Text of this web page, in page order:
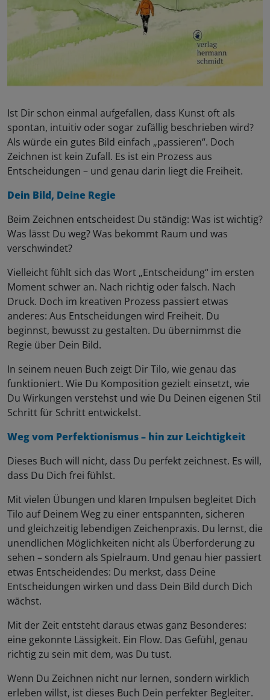
Ist Dir schon einmal aufgefallen, dass Kunst oft als
spontan, intuitiv oder sogar zufällig beschrieben wird?
Als würde ein gutes Bild einfach „passieren“. Doch
Zeichnen ist kein Zufall. Es ist ein Prozess aus
Entscheidungen – und genau darin liegt die Freiheit.
Dein Bild, Deine Regie
Beim Zeichnen entscheidest Du ständig: Was ist wichtig?
Was lässt Du weg? Was bekommt Raum und was
verschwindet?
Vielleicht fühlt sich das Wort „Entscheidung“ im ersten
Moment schwer an. Nach richtig oder falsch. Nach
Druck. Doch im kreativen Prozess passiert etwas
anderes: Aus Entscheidungen wird Freiheit. Du
beginnst, bewusst zu gestalten. Du übernimmst die
Regie über Dein Bild.
In seinem neuen Buch zeigt Dir Tilo, wie genau das
funktioniert. Wie Du Komposition gezielt einsetzt, wie
Du Wirkungen verstehst und wie Du Deinen eigenen Stil
Schritt für Schritt entwickelst.
Weg vom Perfektionismus – hin zur Leichtigkeit
Dieses Buch will nicht, dass Du perfekt zeichnest. Es will,
dass Du Dich frei fühlst.
Mit vielen Übungen und klaren Impulsen begleitet Dich
Tilo auf Deinem Weg zu einer entspannten, sicheren
und gleichzeitig lebendigen Zeichenpraxis. Du lernst, die
unendlichen Möglichkeiten nicht als Überforderung zu
sehen – sondern als Spielraum. Und genau hier passiert
etwas Entscheidendes: Du merkst, dass Deine
Entscheidungen wirken und dass Dein Bild durch Dich
wächst.
Mit der Zeit entsteht daraus etwas ganz Besonderes:
eine gekonnte Lässigkeit. Ein Flow. Das Gefühl, genau
richtig zu sein mit dem, was Du tust.
Wenn Du Zeichnen nicht nur lernen, sondern wirklich
erleben willst, ist dieses Buch Dein perfekter Begleiter.